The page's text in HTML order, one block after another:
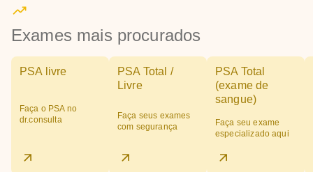
Exames mais procurados
PSA livre
Faça o PSA no
dr.consulta
PSA Total /
Livre
Faça seus exames
com segurança
PSA Total
(exame de
sangue)
Faça seu exame
especializado aqui